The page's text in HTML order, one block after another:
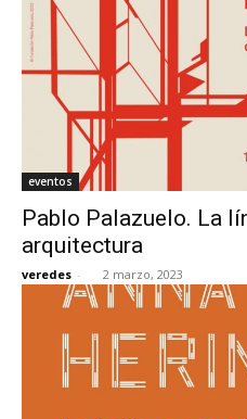
eventos
Pablo Palazuelo. La
arquitectura
veredes - 2 marzo, 2023